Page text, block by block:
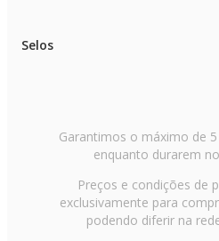
Selos
Garantimos o máximo de
enquanto durarem
Preços e condições de
exclusivamente para
podendo diferir na